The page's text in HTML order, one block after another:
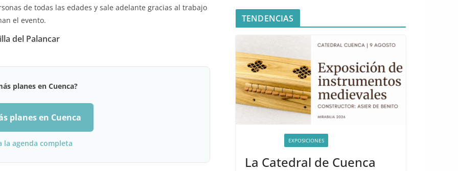
de todas las edades y sale adelante gracias al trabajo
el evento.
del Palancar
planes en Cuenca?
planes en Cuenca
la agenda completa
TENDENCIAS
EXPOSICIONES
La Catedral de Cuenca